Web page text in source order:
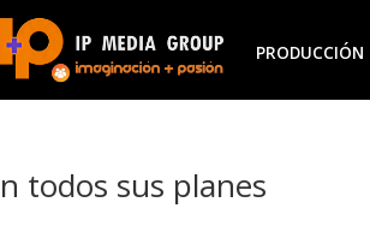
PRODUCCIÓN
todos sus planes